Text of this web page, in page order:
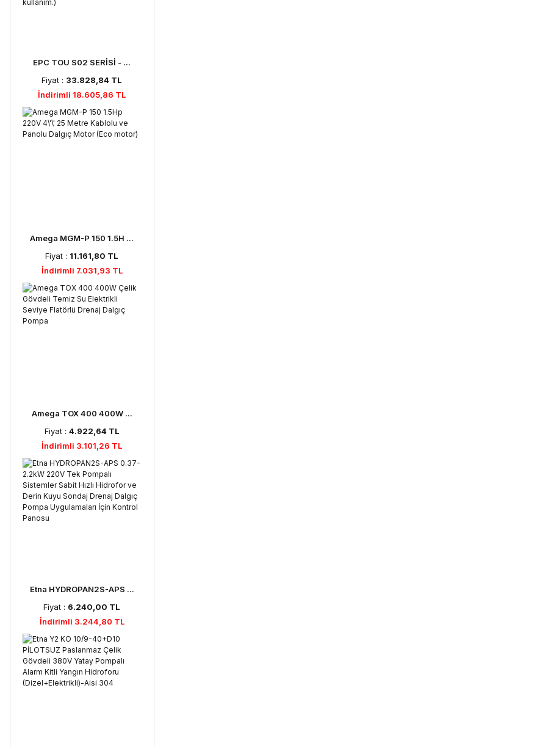
EPC TOU S02 SERİSİ - ...
Fiyat : 33.828,84 TL
İndirimli 18.605,86 TL
Amega MGM-P 150 1.5H ...
Fiyat : 11.161,80 TL
İndirimli 7.031,93 TL
Amega TOX 400 400W ...
Fiyat : 4.922,64 TL
İndirimli 3.101,26 TL
Etna HYDROPAN2S-APS ...
Fiyat : 6.240,00 TL
İndirimli 3.244,80 TL